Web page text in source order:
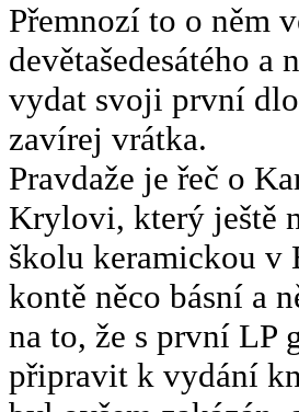
Přemnozí to o něm
devětašedesátého
vydat svoji první
zavírej vrátka.
Pravdaže je řeč o
Krylovi, který ještě
školu keramickou v
kontě něco básní a
na to, že s první LP
připravit k vydání